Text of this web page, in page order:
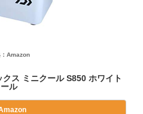
Amazon
ス ミニクール S850 ホワイト
ル